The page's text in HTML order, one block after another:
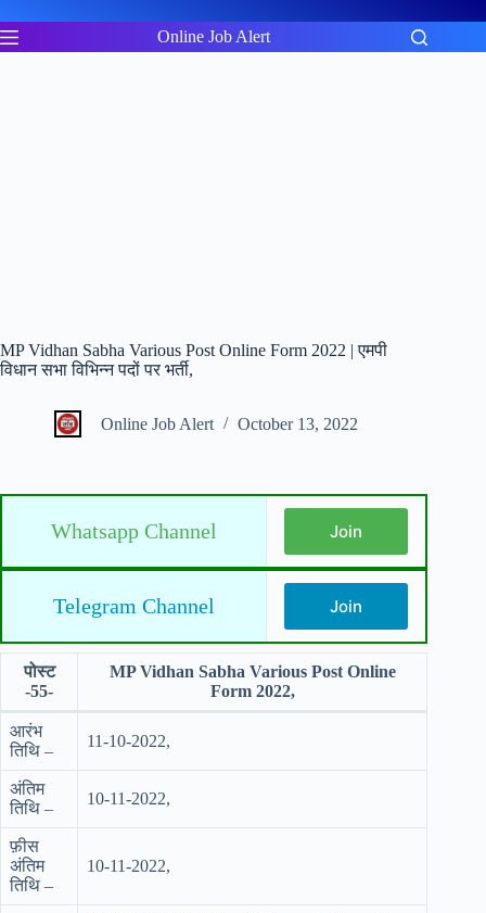
to
content
Online Job Alert
MP Vidhan Sabha Various Post Online Form 2022 | एमपी
विधान सभा विभिन्न पदों पर भर्ती,
Online Job Alert October 13, 2022
Whatsapp Channel Join
Telegram Channel Join
पोस्ट
-55-
MP Vidhan Sabha Various Post Online
Form 2022,
आरंभ
तिथि –
11-10-2022,
अंतिम
तिथि –
10-11-2022,
फ़ीस
अंतिम
तिथि –
10-11-2022,